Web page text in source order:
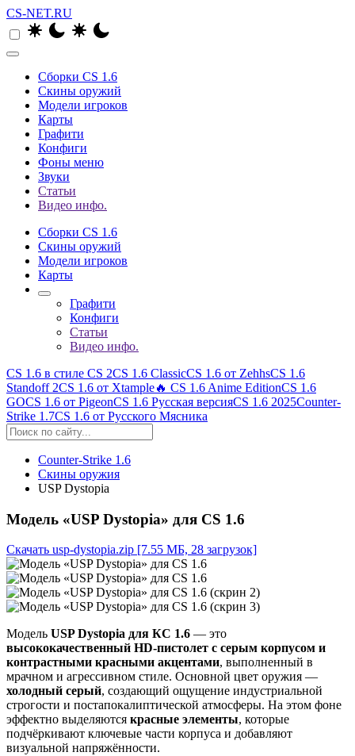
CS-NET.RU
Сборки CS 1.6
Скины оружий
Модели игроков
Карты
Графити
Конфиги
Фоны меню
Звуки
Статьи
Видео инфо.
Сборки CS 1.6
Скины оружий
Модели игроков
Карты
Графити
Конфиги
Статьи
Видео инфо.
CS 1.6 в стиле CS 2CS 1.6 ClassicCS 1.6 от ZehhsCS 1.6
Standoff 2CS 1.6 от Xtample🔥 CS 1.6 Anime EditionCS 1.6
GOCS 1.6 от PigeonCS 1.6 Русская версияCS 1.6 2025Counter-
Strike 1.7CS 1.6 от Русского Мясника
Counter-Strike 1.6
Скины оружия
USP Dystopia
Модель «USP Dystopia» для CS 1.6
Скачать usp-dystopia.zip [7.55 МБ, 28 загрузок]
Модель USP Dystopia для КС 1.6 — это
высококачественный HD-пистолет с серым корпусом и
контрастными красными акцентами, выполненный в
мрачном и агрессивном стиле. Основной цвет оружия —
холодный серый, создающий ощущение индустриальной
строгости и постапокалиптической атмосферы. На этом фоне
эффектно выделяются красные элементы, которые
подчёркивают ключевые части корпуса и добавляют
визуальной напряжённости.